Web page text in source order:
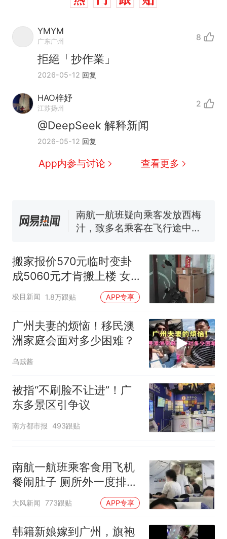
YMYM
广东广州 8
拒絕「抄作業」
2026-05-12 回复
HAO梓妤
江苏扬州 2
@DeepSeek 解释新闻
2026-05-12 回复
App内参与讨论 查看更多
热 那个在床头放菜刀的女孩，
搬家报价570元，搬到楼下
交5060元才肯搬上楼！女子傻
眼了……
佛山一中学招聘物理教师，笔
试前13名均遭淘汰？教育局：
已叫停招聘，成立调查组全面
核查
空调24小时开着反而更省电？
南航一航班疑向乘客发放西梅
汁，致多名乘客在飞行途中排
人只有2个厕所；客服回应：并
非每架飞机都会发放西梅汁
因老师一句“跟我回家”改写了
人生
搬家报价570元临时变卦
成5060元才肯搬上楼 女
子傻眼
极目新闻 1.8万跟贴 APP专享
广州夫妻的烦恼！移民澳
洲家庭会面对多少困难？
乌贼酱
被指“不刷脸不让进”！广
东多景区引争议
南方都市报 493跟贴
南航一航班乘客食用飞机
餐闹肚子 厕所外一度排长
队
大风新闻 773跟贴 APP专享
韩籍新娘嫁到广州，旗袍